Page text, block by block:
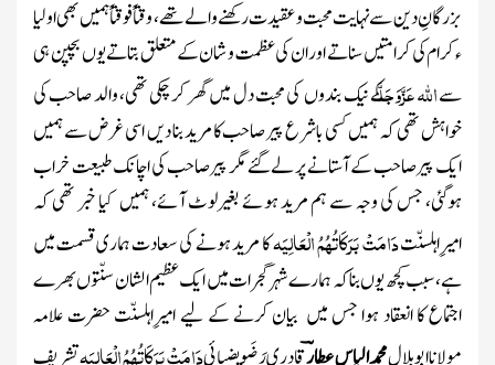
بزرگانِ دین سے نہایت محبت و عقیدت رکھنے والے تھے،وقتاً فوقتاً ہمیں بھی اولیا
ء کرام کی کرامتیں سناتے اور ان کی عظمت و شان کے متعلق بتاتے یوں بچپن ہی
سےاللہعَزَّوَجَلَّکےنیک بندوں کی محبت دل میں گھر کر چکی تھی، والد صاحب کی
خواہش تھی کہ ہمیں کسی باشرع پیر صاحب کا مرید بنا دیں اسی غرض سے ہمیں
ایک پیرصاحب کے آستانے پر لے گئے مگر پیرصاحب کی اچانک طبیعت خراب
ہوگئی، جس کی وجہ سے ہم مرید ہوئے بغیرلوٹ آئے، ہمیں کیا خبر تھی کہ
امیرِاہلسنّتدَامَتْ بَرَکَاتُہُمُ الْعَالِیَہکا مرید ہونے کی سعادت ہماری قسمت میں
ہے، سبب کچھ یوں بنا کہ ہمارے شہر گجرات میں ایک عظیم الشان سنّتوں بھرے
اجتماع کا انعقاد ہوا جس میں بیان کرنے کے لیے امیرِاہلسنّت حضرت علامہ
مولاناابوبلالمحمد الیاس عطارؔقادری رَضَویضیائیدَامَتْ بَرَکَاتُہُمُ الْعَالِیَہتشریف